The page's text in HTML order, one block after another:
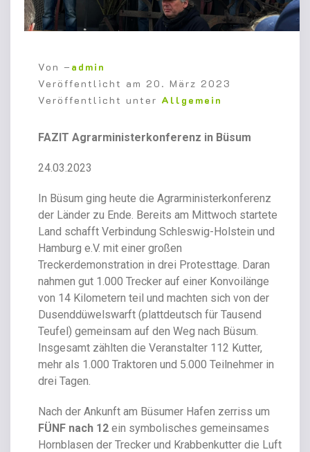
Von – admin
Veröffentlicht am 20. März 2023
Veröffentlicht unter Allgemein
FAZIT Agrarministerkonferenz in Büsum
24.03.2023
In Büsum ging heute die Agrarministerkonferenz
der Länder zu Ende. Bereits am Mittwoch startete
Land schafft Verbindung Schleswig-Holstein und
Hamburg e.V. mit einer großen
Treckerdemonstration in drei Protesttage. Daran
nahmen gut 1.000 Trecker auf einer Konvoilänge
von 14 Kilometern teil und machten sich von der
Dusenddüwelswarft (plattdeutsch für Tausend
Teufel) gemeinsam auf den Weg nach Büsum.
Insgesamt zählten die Veranstalter 112 Kutter,
mehr als 1.000 Traktoren und 5.000 Teilnehmer in
drei Tagen.
Nach der Ankunft am Büsumer Hafen zerriss um
FÜNF nach 12 ein symbolisches gemeinsames
Hornblasen der Trecker und Krabbenkutter die Luft